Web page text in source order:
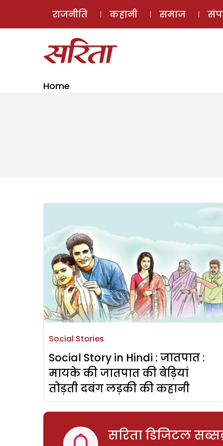
राजनीति कहानी समाज
Home
Social Stories
Social Story in Hindi : जातपात :
मायके की जातपात की बेड़ियां
तोड़ती दबंग लड़की की कहानी
सरिता डिजिटल